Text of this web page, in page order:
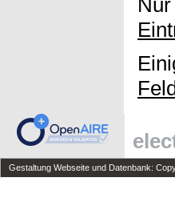
Gestaltung Webseite und Datenbank: